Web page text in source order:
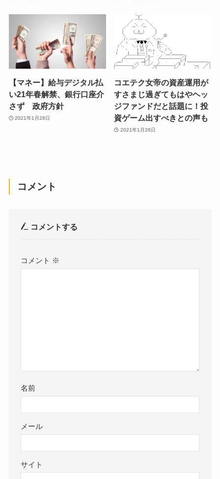
【マネー】給与デジタル払
い21年春解禁、銀行口座介
さず 政府方針
2021年1月28日
コエテク女帝の資産運用が
すさまじ過ぎてもはやヘッ
ジファンドだと話題に！投
資ゲーム出すべきとの声も
2021年1月28日
コメント
コメントする
コメント ※
名前
メール
サイト